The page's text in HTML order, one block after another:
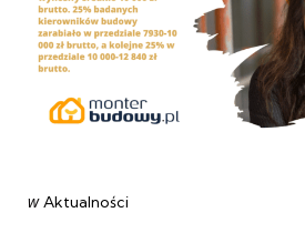
Categories
post
w Aktualności